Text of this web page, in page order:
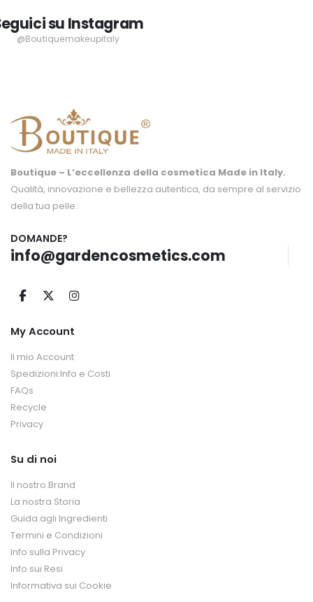
su Instagram
@Boutiquemakeupitaly
Boutique – L’eccellenza della cosmetica Made in Italy.
Qualità, innovazione e bellezza autentica, da sempre al servizio
della tua pelle.
DOMANDE?
info@gardencosmetics.com
My Account
Il mio Account
Spedizioni:Info e Costi
FAQs
Recycle
Privacy
Su di noi
Il nostro Brand
La nostra Storia
Guida agli Ingredienti
Termini e Condizioni
Info sulla Privacy
Info sui Resi
Informativa sui Cookie